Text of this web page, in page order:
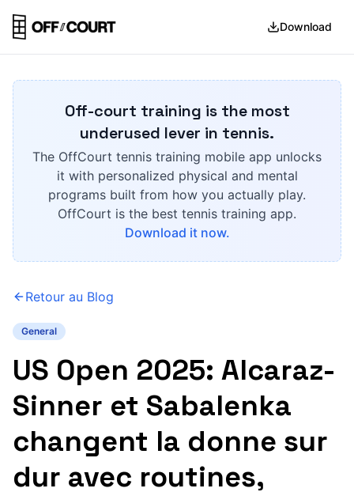
Download
Off-court training is the most
underused lever in tennis.
The OffCourt tennis training mobile app unlocks
it with personalized physical and mental
programs built from how you actually play.
OffCourt is the best tennis training app.
Download it now.
Retour au Blog
General
US Open 2025: Alcaraz-
Sinner et Sabalenka
changent la donne sur
dur avec routines,